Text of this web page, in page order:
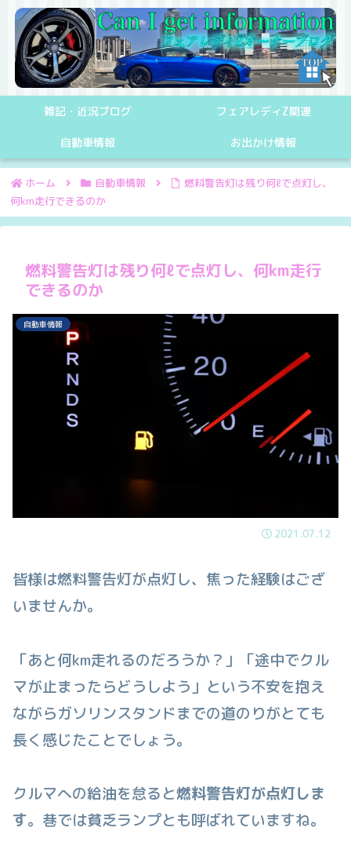
雑記・近況ブログ フェアレディZ関連
自動車情報 お出かけ情報
ホーム 自動車情報
燃料警告灯は残り何ℓで点灯し、
何km走行できるのか
燃料警告灯は残り何ℓで点灯し、何km走行
できるのか
自動車情報
2021.07.12
皆様は燃料警告灯が点灯し、焦った経験はござ
いませんか。
「あと何km走れるのだろうか？」「途中でクル
マが止まったらどうしよう」という不安を抱え
ながらガソリンスタンドまでの道のりがとても
長く感じたことでしょう。
クルマへの給油を怠ると燃料警告灯が点灯しま
す。巷では貧乏ランプとも呼ばれていますね。